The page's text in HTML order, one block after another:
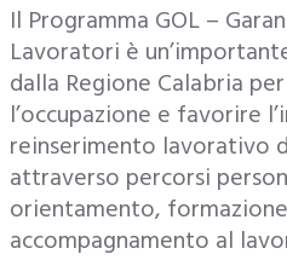
Il Programma GOL –
Lavoratori è
dalla Regione Calabria
l’occupazione e favorire
reinserimento lavorativo
attraverso percorsi
orientamento,
accompagnamento al